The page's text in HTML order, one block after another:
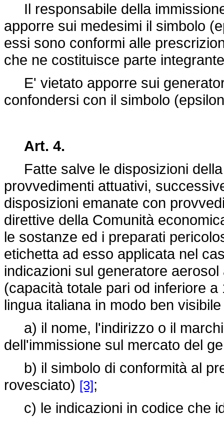
Il responsabile della
apporre sui medesimi il simbolo
essi sono conformi alle
che ne costituisce parte
E' vietato apporre sui
confondersi con il simbolo
Art. 4.
Fatte salve le disposizioni
provvedimenti attuativi,
disposizioni emanate con
direttive della Comunità
le sostanze ed i preparati
etichetta ad esso applicata nel
indicazioni sul generatore
(capacità totale pari od inferiore
lingua italiana in modo ben
a) il nome, l'indirizzo o il
dell'immissione sul mercato del
b) il simbolo di conformità al
rovesciato) [3];
c) le indicazioni in codice che